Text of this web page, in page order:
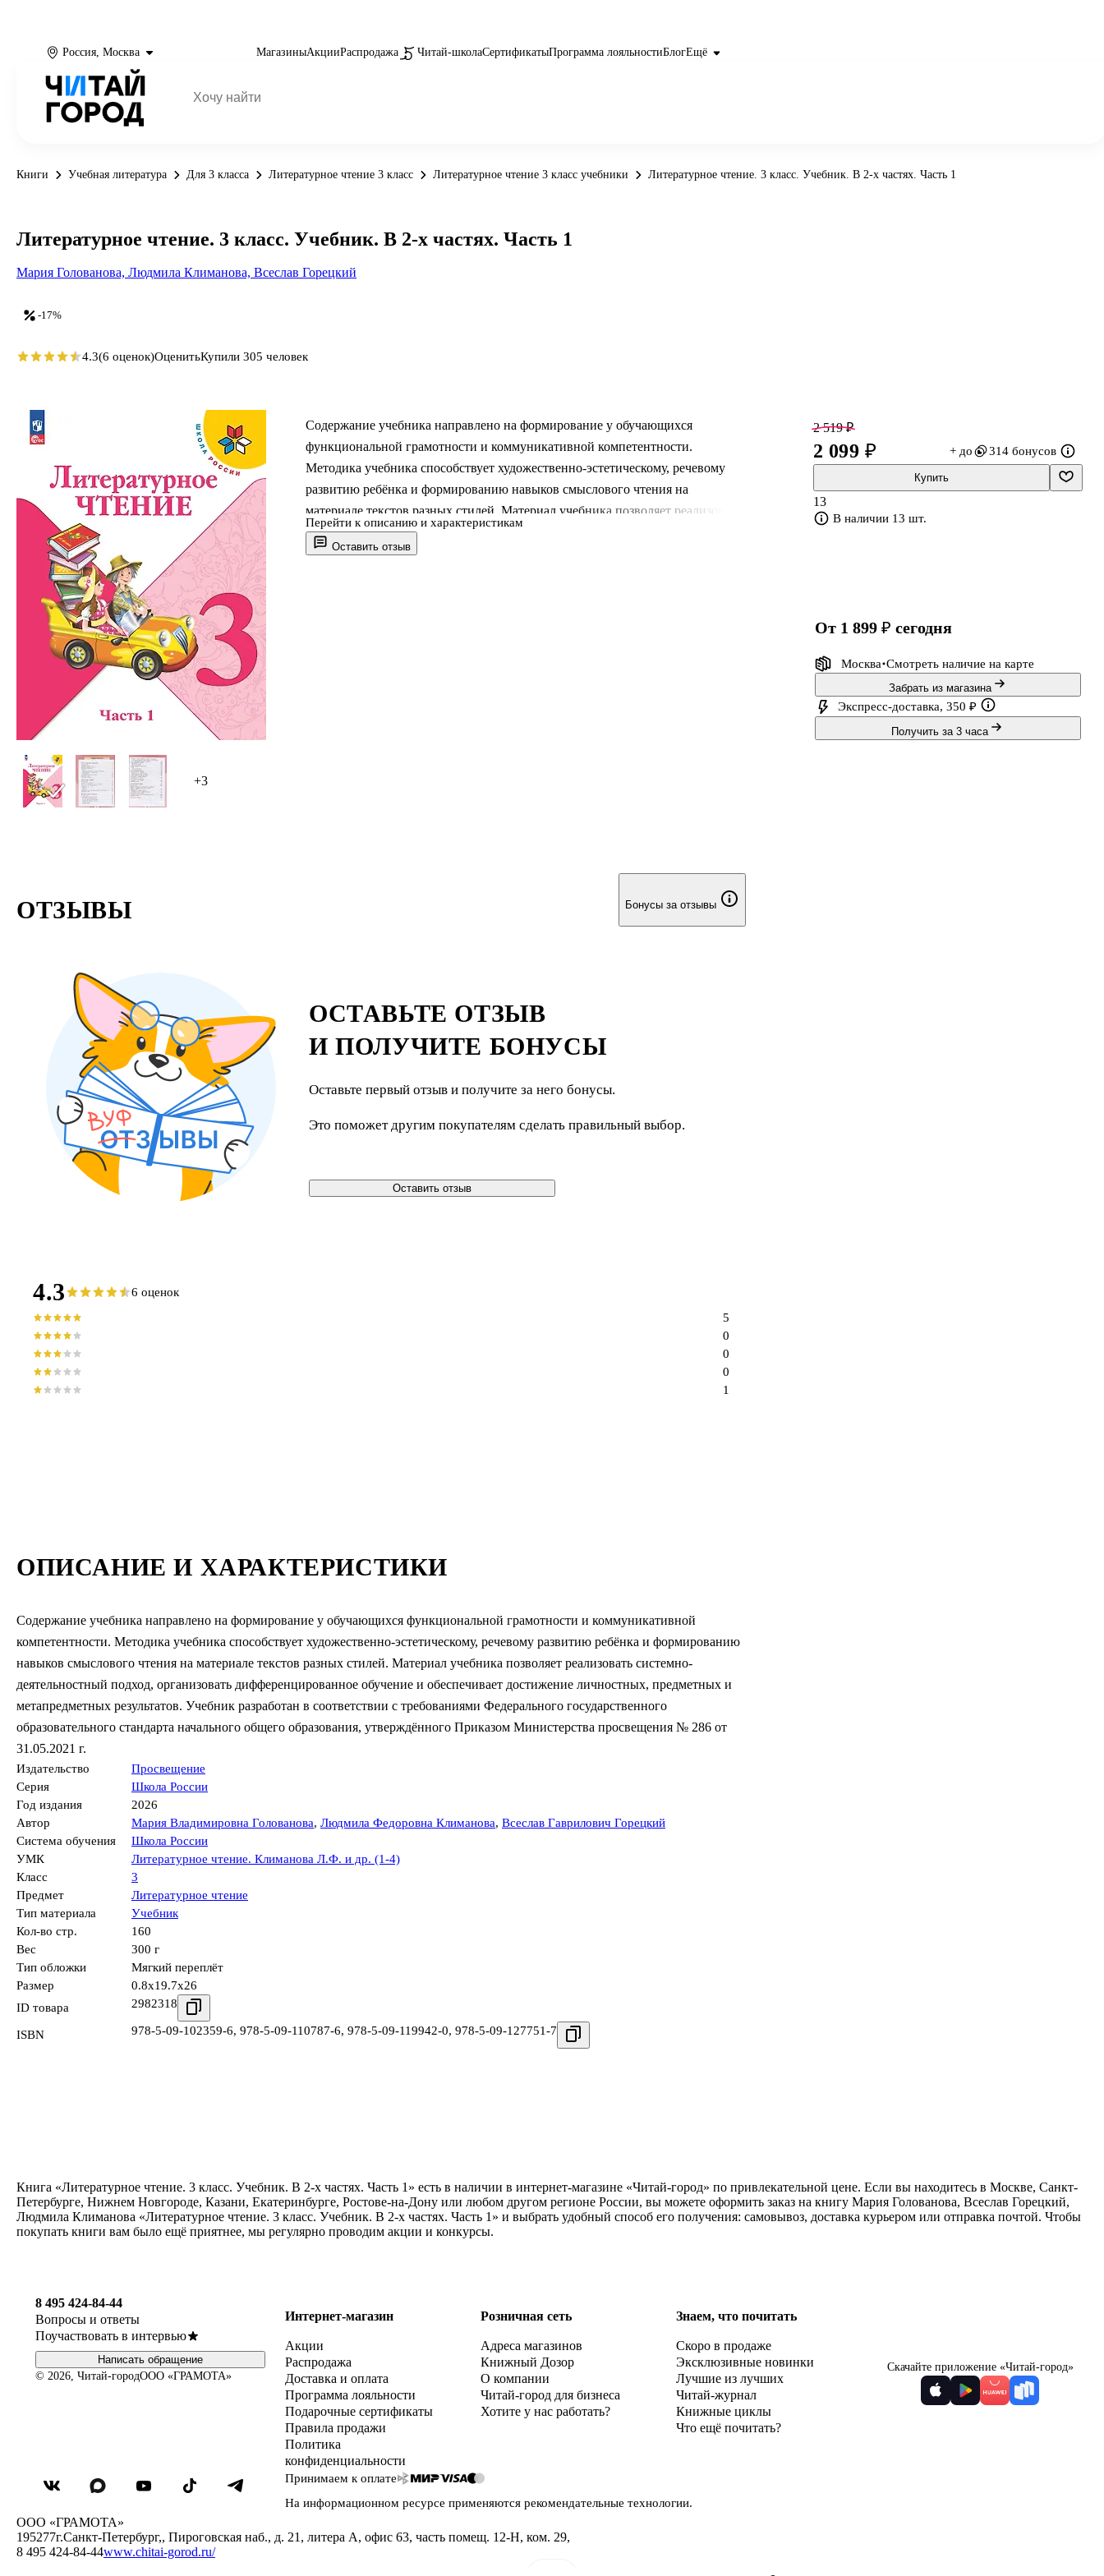
Россия, Москва МагазиныАкцииРаспродажа Читай-школаСертификатыПрограмма лояльностиБлогЕщё
Книги Учебная литература Для 3 класса Литературное чтение 3 класс Литературное чтение 3 класс учебники Литературное чтение. 3 класс. Учебник. В 2-х частях. Часть 1
+3
Оставить отзыв
Содержание учебника направлено на формирование у обучающихся
функциональной грамотности и коммуникативной компетентности.
Методика учебника способствует художественно-эстетическому, речевому
развитию ребёнка и формированию навыков смыслового чтения на
материале текстов разных стилей. Материал учебника позволяет реализовать
системно-деятельностный подход, организовать дифференцированное
обучение и обеспечивает достижение личностных, предметных и
Перейти к описанию и характеристикам
-17%
Литературное чтение. 3 класс. Учебник. В 2-х частях. Часть 1
Мария Голованова, Людмила Климанова, Всеслав Горецкий
4.3(6 оценок)ОценитьКупили 305 человек
2 519 ₽
2 099 ₽ + до 314 бонусов
Купить
13
В наличии 13 шт.
от 1 899 ₽ сегодня
Москва Смотреть наличие на карте
Забрать из магазина
Экспресс-доставка, 350 ₽
Получить за 3 часа
ОПИСАНИЕ И ХАРАКТЕРИСТИКИ
Содержание учебника направлено на формирование у обучающихся функциональной грамотности и коммуникативной
компетентности. Методика учебника способствует художественно-эстетическому, речевому развитию ребёнка и формированию
навыков смыслового чтения на материале текстов разных стилей. Материал учебника позволяет реализовать системно-
деятельностный подход, организовать дифференцированное обучение и обеспечивает достижение личностных, предметных и
метапредметных результатов. Учебник разработан в соответствии с требованиями Федерального государственного
образовательного стандарта начального общего образования, утверждённого Приказом Министерства просвещения № 286 от
31.05.2021 г.
Издательство
Просвещение
Серия
Школа России
Год издания
2026
Автор
Мария Владимировна Голованова, Людмила Федоровна Климанова, Всеслав Гаврилович Горецкий
Система обучения
Школа России
УМК
Литературное чтение. Климанова Л.Ф. и др. (1-4)
Класс
3
Предмет
Литературное чтение
Тип материала
Учебник
Кол-во стр.
160
Вес
300 г
Тип обложки
Мягкий переплёт
Размер
0.8x19.7x26
ID товара
2982318
ISBN 978-5-09-102359-6, 978-5-09-110787-6, 978-5-09-119942-0, 978-5-09-127751-7
ОТЗЫВЫ Бонусы за отзывы
ОСТАВЬТЕ ОТЗЫВ
И ПОЛУЧИТЕ БОНУСЫ
Оставьте первый отзыв и получите за него бонусы.
Это поможет другим покупателям сделать правильный выбор.
Оставить отзыв
4.3 6 оценок
1
0
0
0
5
Книга «Литературное чтение. 3 класс. Учебник. В 2-х частях. Часть 1» есть в наличии в интернет-магазине «Читай-город» по привлекательной цене. Если вы находитесь в Москве, Санкт-
Петербурге, Нижнем Новгороде, Казани, Екатеринбурге, Ростове-на-Дону или любом другом регионе России, вы можете оформить заказ на книгу Мария Голованова, Всеслав Горецкий,
Людмила Климанова «Литературное чтение. 3 класс. Учебник. В 2-х частях. Часть 1» и выбрать удобный способ его получения: самовывоз, доставка курьером или отправка почтой. Чтобы
покупать книги вам было ещё приятнее, мы регулярно проводим акции и конкурсы.
8 495 424-84-44
Вопросы и ответы
Поучаствовать в интервью
Написать обращение
© 2026, Читай-городООО «ГРАМОТА»
Интернет-магазин
Акции
Распродажа
Доставка и оплата
Программа лояльности
Подарочные сертификаты
Правила продажи
Политика
конфиденциальности
Розничная сеть
Адреса магазинов
Книжный Дозор
О компании
Читай-город для бизнеса
Хотите у нас работать?
Знаем, что почитать
Скоро в продаже
Эксклюзивные новинки
Лучшие из лучших
Читай-журнал
Книжные циклы
Что ещё почитать?
Принимаем к оплате
На информационном ресурсе применяются рекомендательные технологии.
Скачайте приложение «Читай-город»
ООО «ГРАМОТА»
195277г.Санкт-Петербург,, Пироговская наб., д. 21, литера А, офис 63, часть помещ. 12-Н, ком. 29,
8 495 424-84-44www.chitai-gorod.ru/